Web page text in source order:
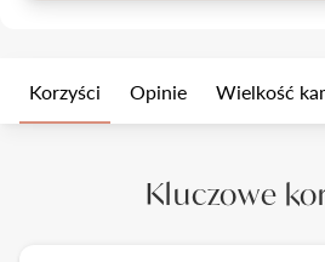
Korzyści Opinie Wielkość
Kluczowe